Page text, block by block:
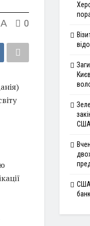
A 0
США
США